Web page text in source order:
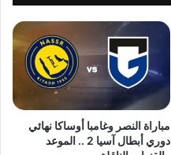
مباراة النصر وغامبا أوساكا نهائي
دوري أبطال آسيا 2 .. الموعد